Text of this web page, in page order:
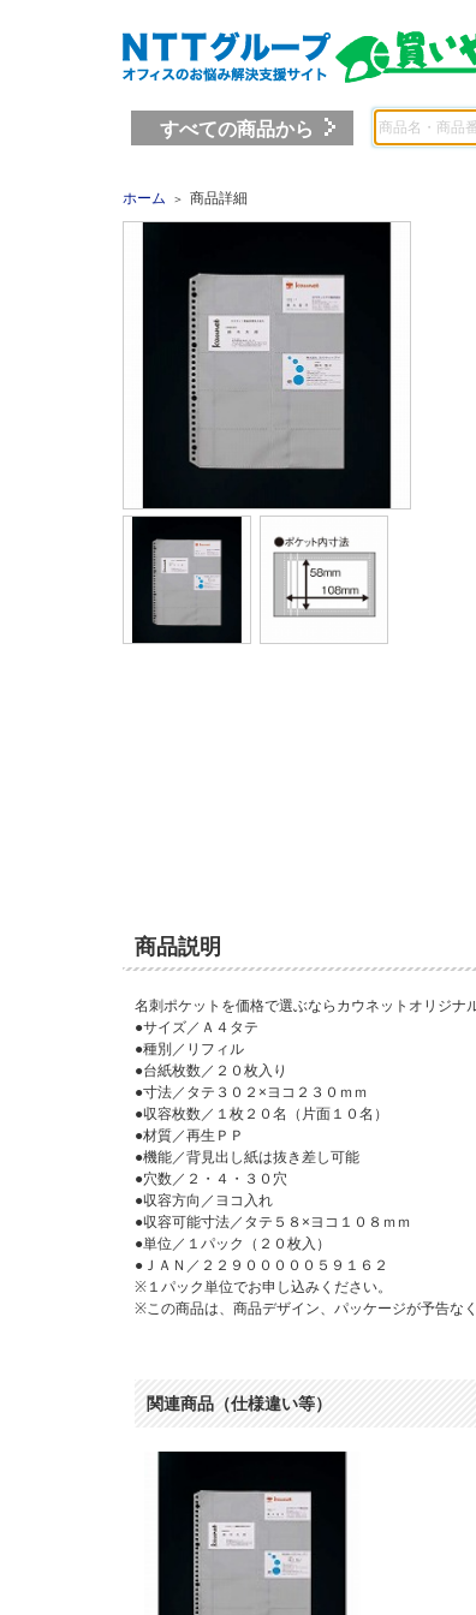
すべての商品から
ホーム ＞ 商品詳細
商品説明
名刺ポケットを価格で選ぶならカウネットオリジナ
●サイズ／Ａ４タテ
●種別／リフィル
●台紙枚数／２０枚入り
●寸法／タテ３０２×ヨコ２３０ｍｍ
●収容枚数／１枚２０名（片面１０名）
●材質／再生ＰＰ
●機能／背見出し紙は抜き差し可能
●穴数／２・４・３０穴
●収容方向／ヨコ入れ
●収容可能寸法／タテ５８×ヨコ１０８ｍｍ
●単位／１パック（２０枚入）
●ＪＡＮ／２２９０００００５９１６２
※１パック単位でお申し込みください。
※この商品は、商品デザイン、パッケージが予告な
関連商品（仕様違い等）